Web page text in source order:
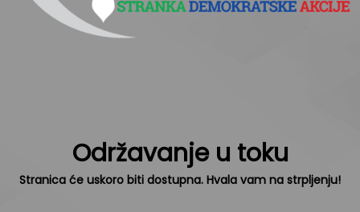
Održavanje u toku
Stranica će uskoro biti dostupna. Hvala vam na strpljenju!